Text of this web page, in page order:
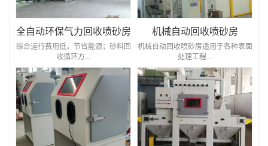
全自动环保气力回收喷砂房
综合运行费用低，节省能源；砂料回
收循环方...
机械自动回收喷砂房
机械自动回收喷砂房适用于各种表面
处理工程...